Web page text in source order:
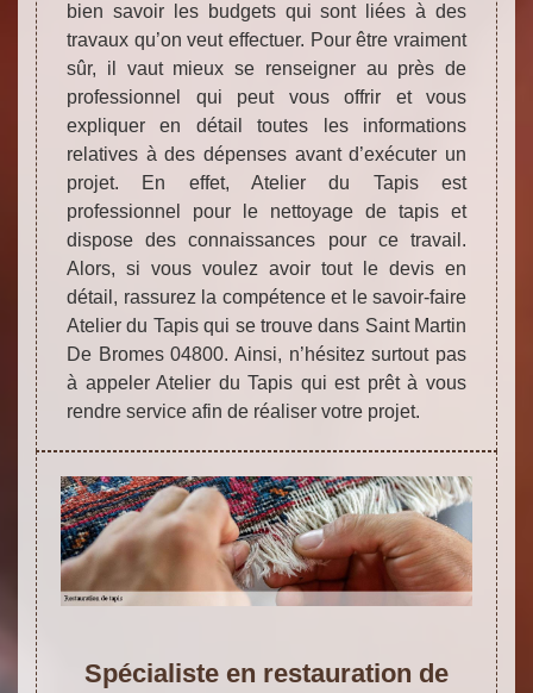
bien savoir les budgets qui sont liées à des
travaux qu’on veut effectuer. Pour être vraiment
sûr, il vaut mieux se renseigner au près de
professionnel qui peut vous offrir et vous
expliquer en détail toutes les informations
relatives à des dépenses avant d’exécuter un
projet. En effet, Atelier du Tapis est
professionnel pour le nettoyage de tapis et
dispose des connaissances pour ce travail.
Alors, si vous voulez avoir tout le devis en
détail, rassurez la compétence et le savoir-faire
Atelier du Tapis qui se trouve dans Saint Martin
De Bromes 04800. Ainsi, n’hésitez surtout pas
à appeler Atelier du Tapis qui est prêt à vous
rendre service afin de réaliser votre projet.
Spécialiste en restauration de